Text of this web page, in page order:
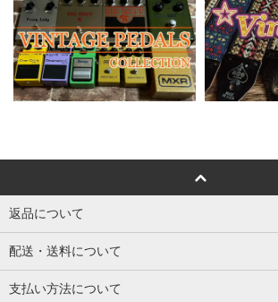
返品について
配送・送料について
支払い方法について